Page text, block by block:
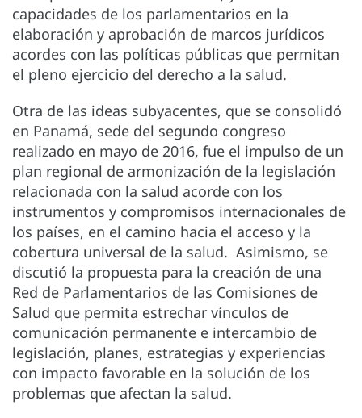
capacidades de los parlamentarios en la
elaboración y aprobación de marcos jurídicos
acordes con las políticas públicas que permitan
el pleno ejercicio del derecho a la salud.
Otra de las ideas subyacentes, que se consolidó
en Panamá, sede del segundo congreso
realizado en mayo de 2016, fue el impulso de un
plan regional de armonización de la legislación
relacionada con la salud acorde con los
instrumentos y compromisos internacionales de
los países, en el camino hacia el acceso y la
cobertura universal de la salud. Asimismo, se
discutió la propuesta para la creación de una
Red de Parlamentarios de las Comisiones de
Salud que permita estrechar vínculos de
comunicación permanente e intercambio de
legislación, planes, estrategias y experiencias
con impacto favorable en la solución de los
problemas que afectan la salud.